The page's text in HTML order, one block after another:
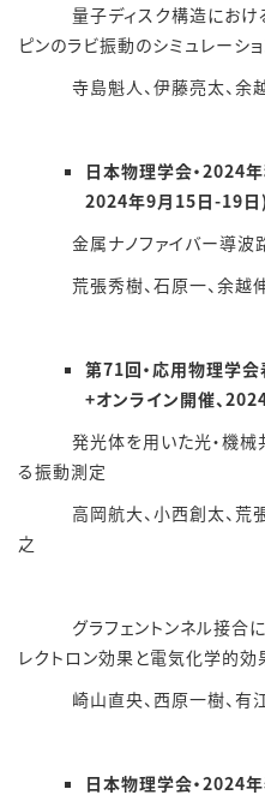
量子ディスク構造におけ
ピンのラビ振動のシミュレーシ
寺島魁人、伊藤亮太、余越
日本物理学会・2024
2024年9月15日-19日)
金属ナノファイバー導波
荒張秀樹、石原一、余越
第71回・応用物理学
+オンライン開催、
発光体を⽤いた光・機械
る振動測定
⾼岡航⼤、⼩⻄創太、荒張
之
グラフェントンネル接合に
レクトロン効果と電気化学的効
崎⼭直央、⻄原⼀樹、有江
日本物理学会・2024